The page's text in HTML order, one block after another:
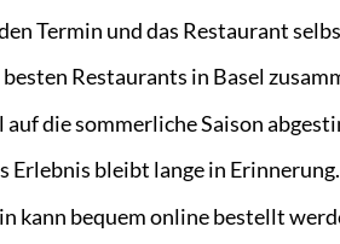
Termin und das Restaurant
Restaurants in Basel
auf die sommerliche Saison
Erlebnis bleibt lange in Erinnerung.
kann bequem online bestellt